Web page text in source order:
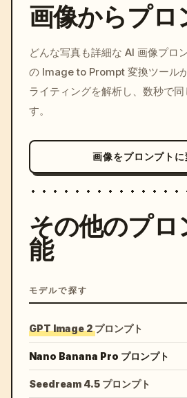
c,
画像からプロ
どんな写真も詳細な AI 画像プロ
の Image to Prompt 変換ツール
ライティングを解析し、数秒で
す。
画像をプロンプトに
その他のプロ
能
モデルで探す
GPT Image 2 プロンプト
Nano Banana Pro プロンプト
Seedream 4.5 プロンプト